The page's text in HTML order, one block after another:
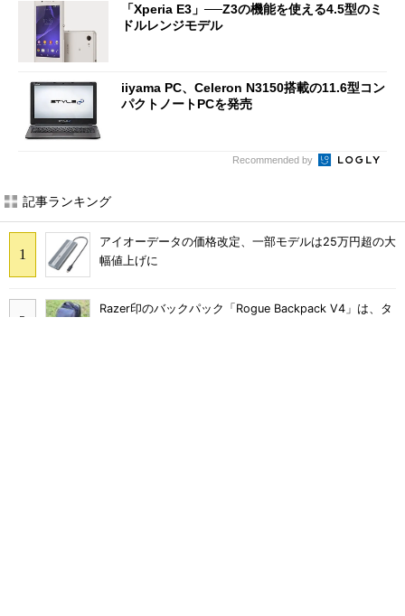
「Xperia E3」──Z3の機能を使える4.5型のミ
ドルレンジモデル
iiyama PC、Celeron N3150搭載の11.6型コン
パクトノートPCを発売
Recommended by
記事ランキング
アイオーデータの価格改定、一部モデルは25万円超の大
幅値上げに
Razer印のバックパック「Rogue Backpack V4」は、タ